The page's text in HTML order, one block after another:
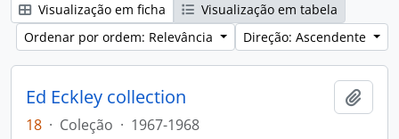
Visualização em ficha
Visualização em tabela
Ordenar por ordem: Relevância
Direção: Ascendente
Ed Eckley collection
18 · Coleção · 1967-1968